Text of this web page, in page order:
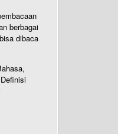
berbagai
dibaca